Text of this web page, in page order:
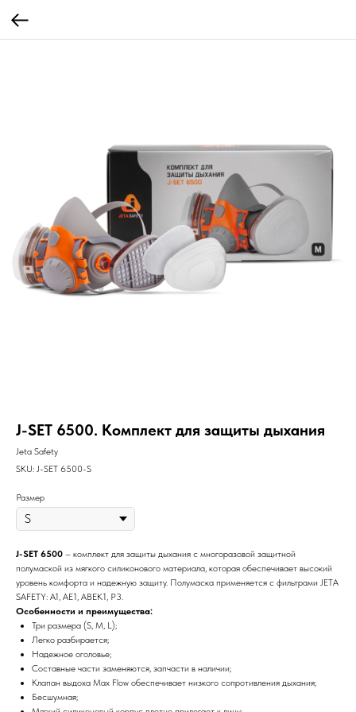
J-SET 6500. Комплект для защиты дыхания
Jeta Safety
SKU: J-SET 6500-S
Размер
J-SET 6500 – комплект для защиты дыхания с многоразовой защитной
полумаской из мягкого силиконового материала, которая обеспечивает высокий
уровень комфорта и надежную защиту. Полумаска применяется с фильтрами JETA
SAFETY: A1, AE1, ABEK1, P3.
Особенности и преимущества:
Три размера (S, M, L);
Легко разбирается;
Надежное оголовье;
Составные части заменяются, запчасти в наличии;
Клапан выдоха Max Flow обеспечивает низкого сопротивления дыхания;
Бесшумная;